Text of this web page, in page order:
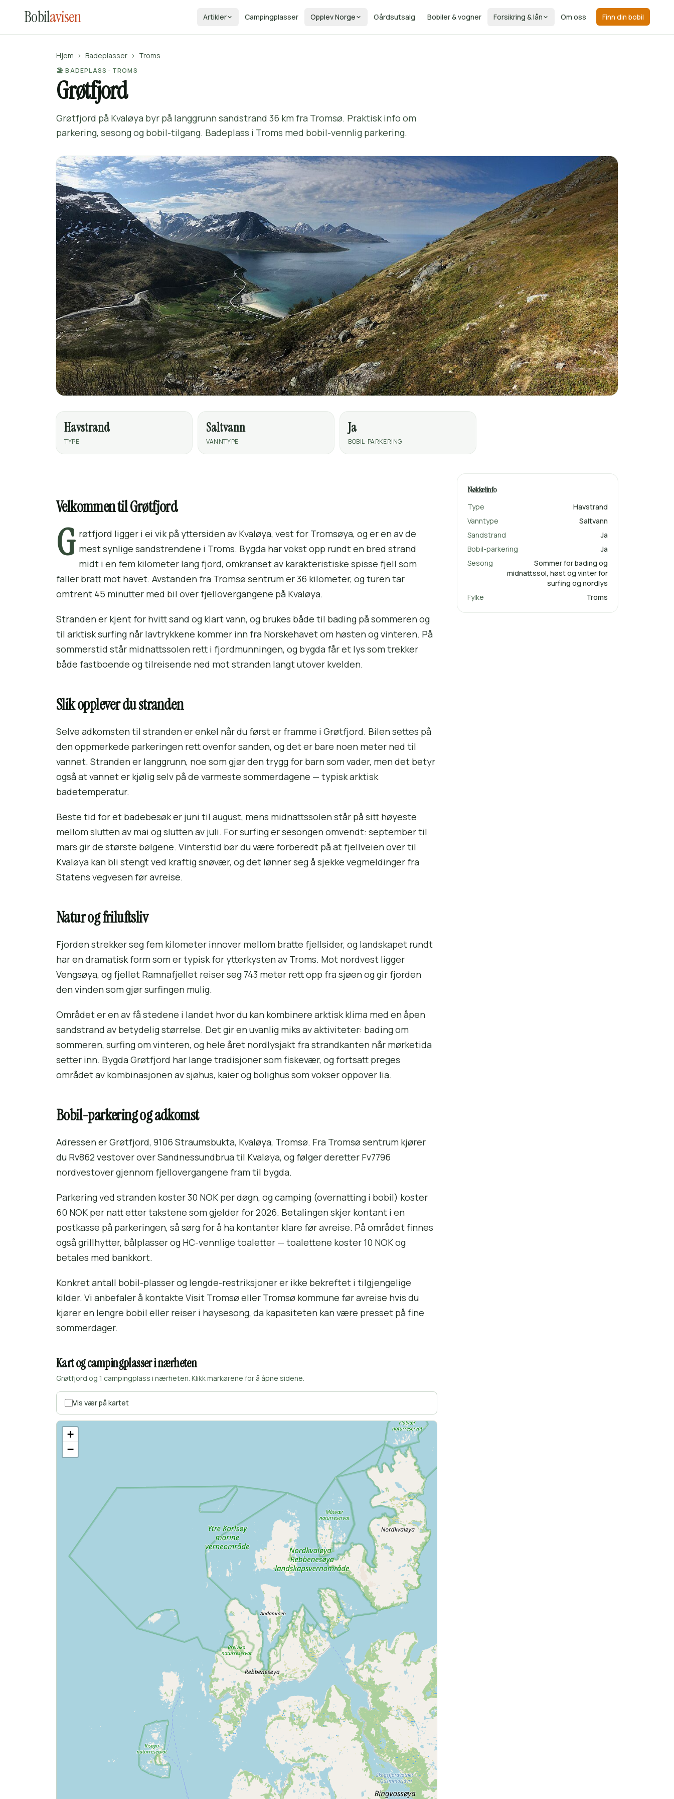
Bobilavisen Artikler Campingplasser Opplev Norge Gårdsutsalg Bobiler & vogner Forsikring & lån Om oss Finn din bobil
Hjem › Badeplasser › Troms
🏖️ BADEPLASS · TROMS
Grøtfjord
Grøtfjord på Kvaløya byr på langgrunn sandstrand 36 km fra Tromsø. Praktisk info om
parkering, sesong og bobil-tilgang. Badeplass i Troms med bobil-vennlig parkering.
Havstrand
TYPE
Saltvann
VANNTYPE
Ja
BOBIL-PARKERING
Velkommen til Grøtfjord
G røtfjord ligger i ei vik på yttersiden av Kvaløya, vest for Tromsøya, og er en av de
mest synlige sandstrendene i Troms. Bygda har vokst opp rundt en bred strand
midt i en fem kilometer lang fjord, omkranset av karakteristiske spisse fjell som
faller bratt mot havet. Avstanden fra Tromsø sentrum er 36 kilometer, og turen tar
omtrent 45 minutter med bil over fjellovergangene på Kvaløya.
Stranden er kjent for hvitt sand og klart vann, og brukes både til bading på sommeren og
til arktisk surfing når lavtrykkene kommer inn fra Norskehavet om høsten og vinteren. På
sommerstid står midnattssolen rett i fjordmunningen, og bygda får et lys som trekker
både fastboende og tilreisende ned mot stranden langt utover kvelden.
Slik opplever du stranden
Selve adkomsten til stranden er enkel når du først er framme i Grøtfjord. Bilen settes på
den oppmerkede parkeringen rett ovenfor sanden, og det er bare noen meter ned til
vannet. Stranden er langgrunn, noe som gjør den trygg for barn som vader, men det betyr
også at vannet er kjølig selv på de varmeste sommerdagene — typisk arktisk
badetemperatur.
Beste tid for et badebesøk er juni til august, mens midnattssolen står på sitt høyeste
mellom slutten av mai og slutten av juli. For surfing er sesongen omvendt: september til
mars gir de største bølgene. Vinterstid bør du være forberedt på at fjellveien over til
Kvaløya kan bli stengt ved kraftig snøvær, og det lønner seg å sjekke vegmeldinger fra
Statens vegvesen før avreise.
Natur og friluftsliv
Fjorden strekker seg fem kilometer innover mellom bratte fjellsider, og landskapet rundt
har en dramatisk form som er typisk for ytterkysten av Troms. Mot nordvest ligger
Vengsøya, og fjellet Ramnafjellet reiser seg 743 meter rett opp fra sjøen og gir fjorden
den vinden som gjør surfingen mulig.
Området er en av få stedene i landet hvor du kan kombinere arktisk klima med en åpen
sandstrand av betydelig størrelse. Det gir en uvanlig miks av aktiviteter: bading om
sommeren, surfing om vinteren, og hele året nordlysjakt fra strandkanten når mørketida
setter inn. Bygda Grøtfjord har lange tradisjoner som fiskevær, og fortsatt preges
området av kombinasjonen av sjøhus, kaier og bolighus som vokser oppover lia.
Bobil-parkering og adkomst
Adressen er Grøtfjord, 9106 Straumsbukta, Kvaløya, Tromsø. Fra Tromsø sentrum kjører
du Rv862 vestover over Sandnessundbrua til Kvaløya, og følger deretter Fv7796
nordvestover gjennom fjellovergangene fram til bygda.
Parkering ved stranden koster 30 NOK per døgn, og camping (overnatting i bobil) koster
60 NOK per natt etter takstene som gjelder for 2026. Betalingen skjer kontant i en
postkasse på parkeringen, så sørg for å ha kontanter klare før avreise. På området finnes
også grillhytter, bålplasser og HC-vennlige toaletter — toalettene koster 10 NOK og
betales med bankkort.
Konkret antall bobil-plasser og lengde-restriksjoner er ikke bekreftet i tilgjengelige
kilder. Vi anbefaler å kontakte Visit Tromsø eller Tromsø kommune før avreise hvis du
kjører en lengre bobil eller reiser i høysesong, da kapasiteten kan være presset på fine
sommerdager.
Kart og campingplasser i nærheten
Grøtfjord og 1 campingplass i nærheten. Klikk markørene for å åpne sidene.
Vis vær på kartet
+
−
Nøkkelinfo
Type
Havstrand
Vanntype
Saltvann
Sandstrand
Ja
Bobil-parkering
Ja
Sesong
Sommer for bading og
midnattssol, høst og vinter for
surfing og nordlys
Fylke
Troms